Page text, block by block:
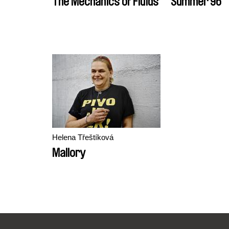
Helena Třeštíková
Mallory